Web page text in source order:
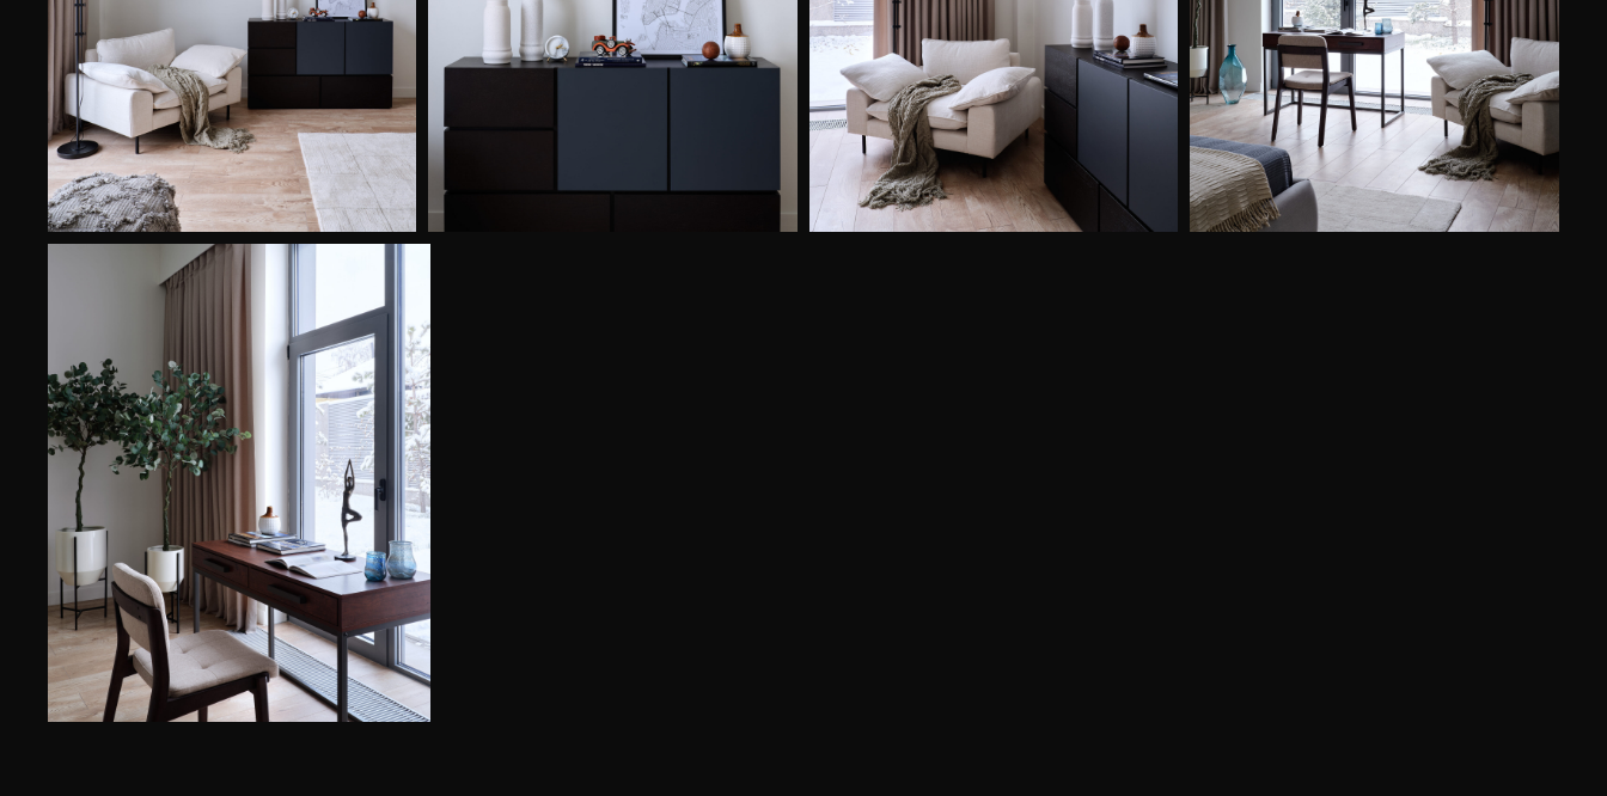
Нажимая на кнопку, вы принимаете нашу политику конфиденциальности
ГЛАВНАЯ ПОРТФОЛИО
waw.almaty@gmail.com
+7 700 618 80 08